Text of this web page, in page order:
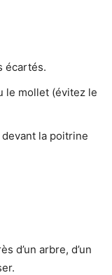
écartés.
le mollet (évitez le
la poitrine
d’un arbre, d’un